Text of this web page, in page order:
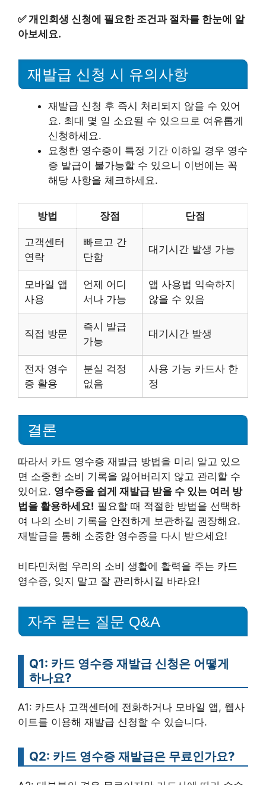
✅개인회생 신청에 필요한 조건과 절차를 한눈에 알
아보세요.
재발급 신청 시 유의사항
재발급 신청 후 즉시 처리되지 않을 수 있어
요. 최대 몇 일 소요될 수 있으므로 여유롭게
신청하세요.
요청한 영수증이 특정 기간 이하일 경우 영수
증 발급이 불가능할 수 있으니 이번에는 꼭
해당 사항을 체크하세요.
방법 장점 단점
고객센터
연락
빠르고 간
단함
대기시간 발생 가능
모바일 앱
사용
언제 어디
서나 가능
앱 사용법 익숙하지
않을 수 있음
직접 방문
즉시 발급
가능
대기시간 발생
전자 영수
증 활용
분실 걱정
없음
사용 가능 카드사 한
정
결론
따라서 카드 영수증 재발급 방법을 미리 알고 있으
면 소중한 소비 기록을 잃어버리지 않고 관리할 수
있어요. 영수증을 쉽게 재발급 받을 수 있는 여러 방
법을 활용하세요! 필요할 때 적절한 방법을 선택하
여 나의 소비 기록을 안전하게 보관하길 권장해요.
재발급을 통해 소중한 영수증을 다시 받으세요!
비타민처럼 우리의 소비 생활에 활력을 주는 카드
영수증, 잊지 말고 잘 관리하시길 바라요!
자주 묻는 질문 Q&A
Q1: 카드 영수증 재발급 신청은 어떻게
하나요?
A1: 카드사 고객센터에 전화하거나 모바일 앱, 웹사
이트를 이용해 재발급 신청할 수 있습니다.
Q2: 카드 영수증 재발급은 무료인가요?